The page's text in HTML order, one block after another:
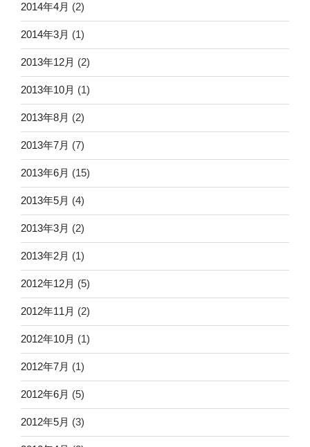
2014年4月 (2)
2014年3月 (1)
2013年12月 (2)
2013年10月 (1)
2013年8月 (2)
2013年7月 (7)
2013年6月 (15)
2013年5月 (4)
2013年3月 (2)
2013年2月 (1)
2012年12月 (5)
2012年11月 (2)
2012年10月 (1)
2012年7月 (1)
2012年6月 (5)
2012年5月 (3)